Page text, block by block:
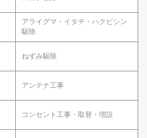
アライグマ・イタチ・ハクビシン
駆除
ねずみ駆除
アンテナ工事
コンセント工事・取替・増設